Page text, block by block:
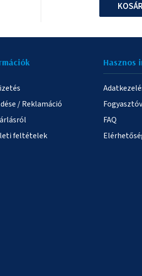
/ Reklamáció
feltételek
Hasznos
FAQ